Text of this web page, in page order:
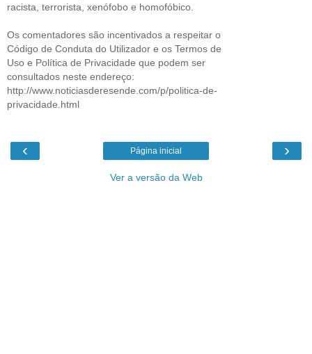
racista, terrorista, xenófobo e homofóbico.
Os comentadores são incentivados a respeitar o
Código de Conduta do Utilizador e os Termos de
Uso e Política de Privacidade que podem ser
consultados neste endereço:
http://www.noticiasderesende.com/p/politica-de-
privacidade.html
‹ ›
Página inicial
Ver a versão da Web